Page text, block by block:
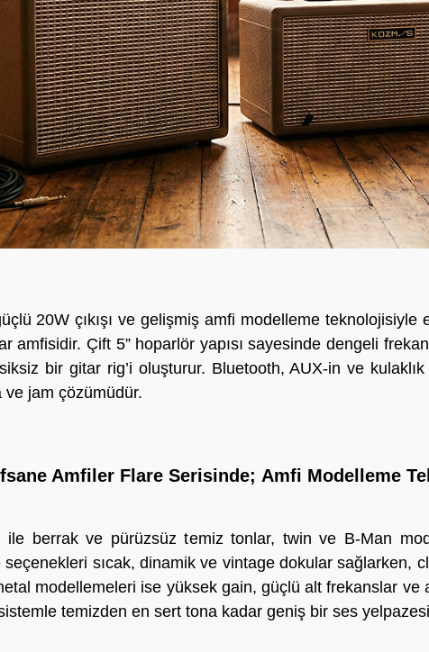
20W çıkışı ve gelişmiş amfi modelleme teknolojisiyle
amfisidir. Çift 5” hoparlör yapısı sayesinde dengeli
bir gitar rig’i oluşturur. Bluetooth, AUX-in ve
ve jam çözümüdür.
Amfiler Flare Serisinde; Amfi Modelleme
berrak ve pürüzsüz temiz tonlar, twin ve B-Man
sıcak, dinamik ve vintage dokular sağlarken,
modellemeleri ise yüksek gain, güçlü alt frekanslar ve
temizden en sert tona kadar geniş bir ses